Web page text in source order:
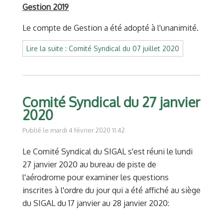
Gestion 2019
Le compte de Gestion a été adopté à l'unanimité.
Lire la suite : Comité Syndical du 07 juillet 2020
Comité Syndical du 27 janvier
2020
Publié le mardi 4 février 2020 11:42
Le Comité Syndical du SIGAL s'est réuni le lundi
27 janvier 2020 au bureau de piste de
l'aérodrome pour examiner les questions
inscrites à l'ordre du jour qui a été affiché au siège
du SIGAL du 17 janvier au 28 janvier 2020: